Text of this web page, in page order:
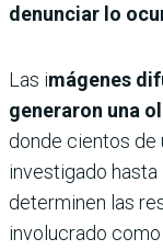
denunciar lo
Las imágenes
generaron una
donde cientos de
investigado hasta
determinen las
involucrado